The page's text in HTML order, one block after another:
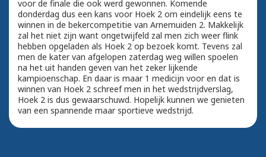
voor de finale die ook werd gewonnen. Komende
donderdag dus een kans voor Hoek 2 om eindelijk eens te
winnen in de bekercompetitie van Arnemuiden 2. Makkelijk
zal het niet zijn want ongetwijfeld zal men zich weer flink
hebben opgeladen als Hoek 2 op bezoek komt. Tevens zal
men de kater van afgelopen zaterdag weg willen spoelen
na het uit handen geven van het zeker lijkende
kampioenschap. En daar is maar 1 medicijn voor en dat is
winnen van Hoek 2 schreef men in het wedstrijdverslag,
Hoek 2 is dus gewaarschuwd. Hopelijk kunnen we genieten
van een spannende maar sportieve wedstrijd.